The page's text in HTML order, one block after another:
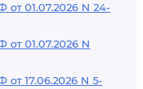
01.07.2026 N 24-
01.07.2026 N
17.06.2026 N 5-